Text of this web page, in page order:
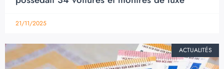
21/11/2025
ACTUALITÉS